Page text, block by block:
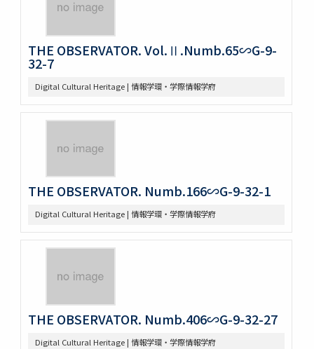
THE OBSERVATOR. Vol.Ⅱ.Numb.65∽G-9-
32-7
Digital Cultural Heritage | 情報学環・学際情報学府
THE OBSERVATOR. Numb.166∽G-9-32-1
Digital Cultural Heritage | 情報学環・学際情報学府
THE OBSERVATOR. Numb.406∽G-9-32-27
Digital Cultural Heritage | 情報学環・学際情報学府